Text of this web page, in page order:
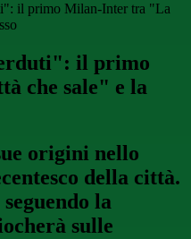
il primo Milan-Inter tra "La
il primo
che sale" e la
origini nello
della città.
la
sulle